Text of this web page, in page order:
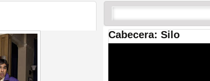
Cabecera: Silo